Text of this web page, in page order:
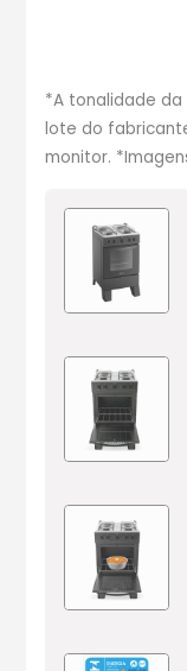
*A tonalidade
lote do
monitor.